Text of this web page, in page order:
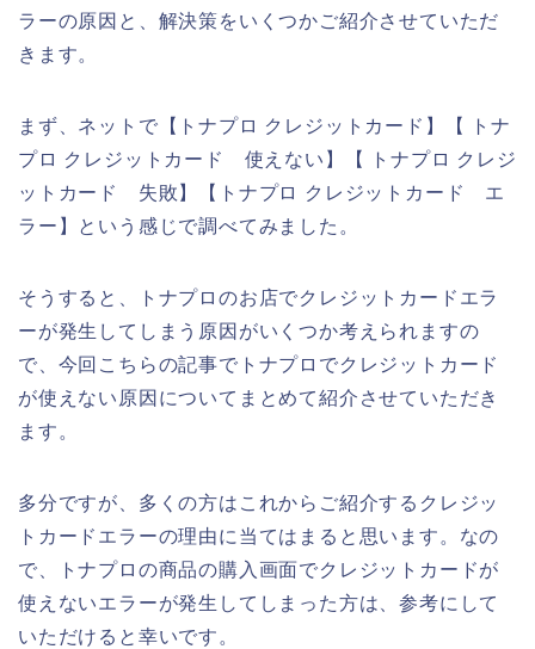
ラーの原因と、解決策をいくつかご紹介させていただ
きます。
まず、ネットで【トナプロ クレジットカード】【 トナ
プロ クレジットカード 使えない】【 トナプロ クレジ
ットカード 失敗】【トナプロ クレジットカード エ
ラー】という感じで調べてみました。
そうすると、トナプロのお店でクレジットカードエラ
ーが発生してしまう原因がいくつか考えられますの
で、今回こちらの記事でトナプロでクレジットカード
が使えない原因についてまとめて紹介させていただき
ます。
多分ですが、多くの方はこれからご紹介するクレジッ
トカードエラーの理由に当てはまると思います。なの
で、トナプロの商品の購入画面でクレジットカードが
使えないエラーが発生してしまった方は、参考にして
いただけると幸いです。